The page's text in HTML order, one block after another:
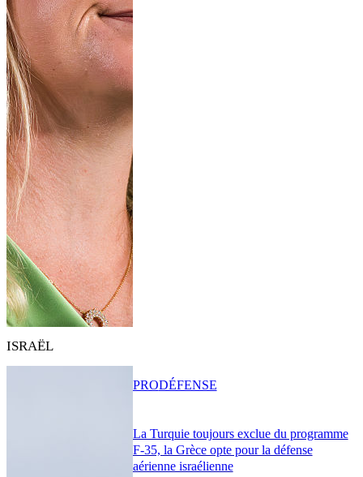
ISRAËL
La Turquie toujours exclue du programme
F-35, la Grèce opte pour la défense
aérienne israélienne
PRODÉFENSE